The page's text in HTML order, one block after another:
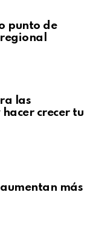
punto de
las
crecer tu
más